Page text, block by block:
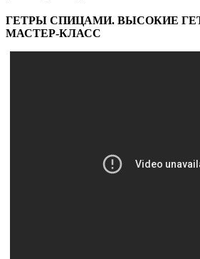
ГЕТРЫ СПИЦАМИ. ВЫСОКИЕ
МАСТЕР-КЛАСС